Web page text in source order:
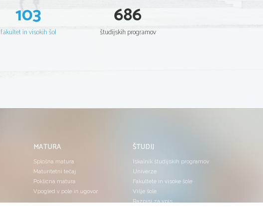
103
fakultet in visokih šol
686
študijskih programov
MATURA
Splošna matura
Maturitetni tečaj
Poklicna matura
Vpogled v pole in ugovor
ŠTUDIJ
Iskalnik študijskih programov
Univerze
Fakultete in visoke šole
Višje šole
Razpisi za vpis